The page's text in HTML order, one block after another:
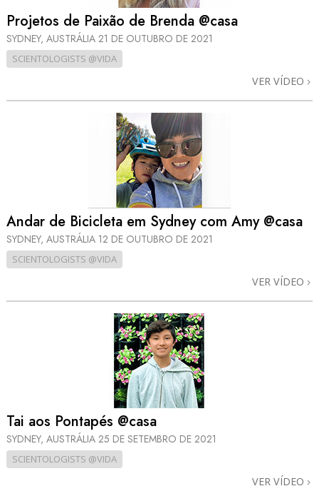
Projetos de Paixão de Brenda @casa
SYDNEY, AUSTRÁLIA 21 DE OUTUBRO DE 2021
SCIENTOLOGISTS @VIDA
VER VÍDEO
Andar de Bicicleta em Sydney com Amy @casa
SYDNEY, AUSTRÁLIA 12 DE OUTUBRO DE 2021
SCIENTOLOGISTS @VIDA
VER VÍDEO
Tai aos Pontapés @casa
SYDNEY, AUSTRÁLIA 25 DE SETEMBRO DE 2021
SCIENTOLOGISTS @VIDA
VER VÍDEO